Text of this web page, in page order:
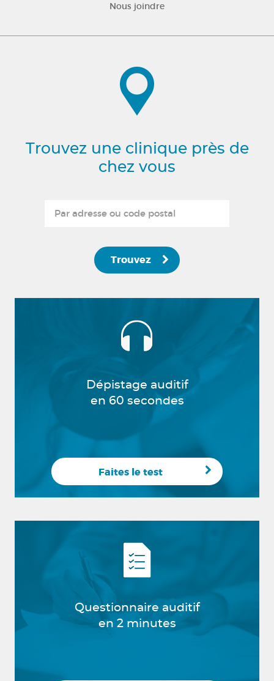
Nous joindre
Trouvez une clinique près de
chez vous
Trouvez
Dépistage auditif
en 60 secondes
Faites le test
Questionnaire auditif
en 2 minutes